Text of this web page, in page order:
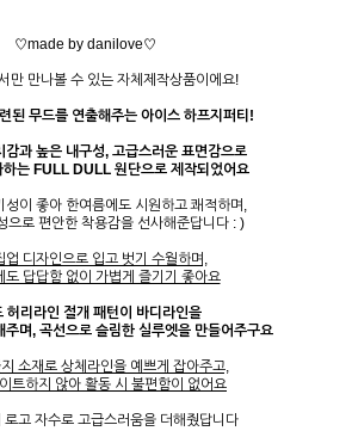
♡made by danilove♡
만 만나볼 수 있는 자체제작상품이에요!
된 무드를 연출해주는 아이스 하프지퍼티!
감과 높은 내구성, 고급스러운 표면감으로
하는 FULL DULL 원단으로 제작되었어요
성이 좋아 한여름에도 시원하고 쾌적하며,
으로 편안한 착용감을 선사해준답니다 : )
업 디자인으로 입고 벗기 수월하며,
도 답답함 없이 가볍게 즐기기 좋아요
허리라인 절개 패턴이 바디라인을
주며, 곡선으로 슬림한 실루엣을 만들어주구요
소재로 상체라인을 예쁘게 잡아주고,
트하지 않아 활동 시 불편함이 없어요
로고 자수로 고급스러움을 더해줬답니다